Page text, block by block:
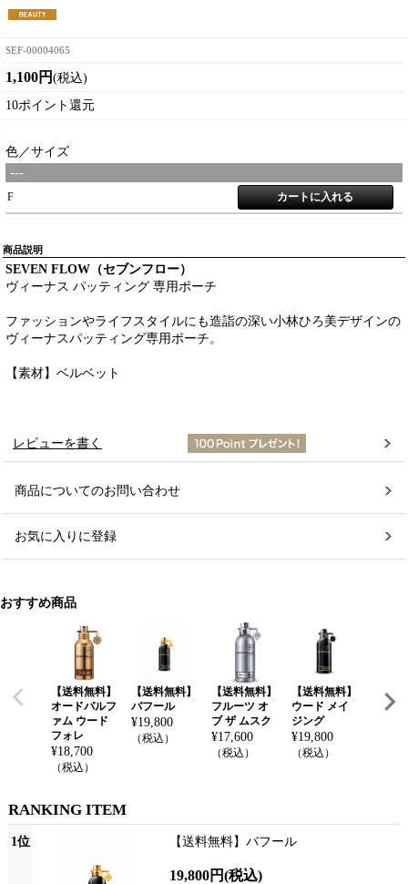
SEF-00004065
1,100円 (税込)
10ポイント還元
色／サイズ
---
F
商品説明
SEVEN FLOW（セブンフロー）
ヴィーナス パッティング 専用ポーチ
ファッションやライフスタイルにも造詣の深い小林ひろ美デザインの
ヴィーナスパッティング専用ポーチ。
【素材】ベルベット
レビューを書く
商品についてのお問い合わせ
お気に入りに登録
おすすめ商品
【送料無料】
オードパルフ
ァム ウード
フォレ
¥18,700
（税込）
【送料無料】
バフール
¥19,800
（税込）
【送料無料】
フルーツ オ
ブ ザ ムスク
¥17,600
（税込）
【送料無料】
ウード メイ
ジング
¥19,800
（税込）
【送
ダー
RANKING ITEM
1位 【送料無料】バフール
19,800円(税込)